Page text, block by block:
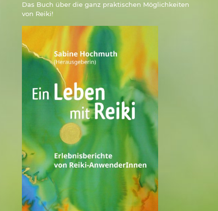
Das Buch über die ganz praktischen Möglichkeiten
von Reiki!